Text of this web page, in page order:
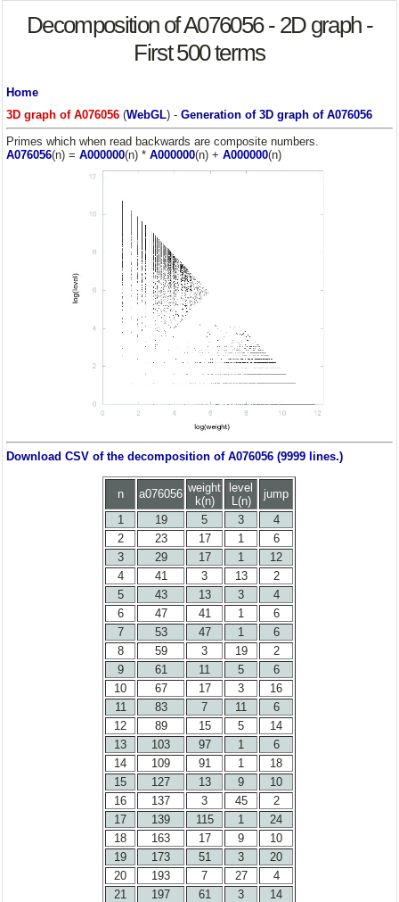
Decomposition of A076056 - 2D graph -
First 500 terms
Home
3D graph of A076056(WebGL) - Generation of 3D graph of A076056
Primes which when read backwards are composite numbers.
A076056(n) = A000000(n) * A000000(n) + A000000(n)
Download CSV of the decomposition of A076056 (9999 lines.)
n a076056 weight
k(n)
level
L(n)
jump
1
19 5 3
4
2
23 17 1
6
3
29 17 1
12
4
41 3 13
2
5
43 13 3
4
6
47 41 1
6
7
53 47 1
6
8
59 3 19
2
9
61 11 5
6
10
67 17 3
16
11
83 7 11
6
12
89 15 5
14
13
103 97 1
6
14
109 91 1
18
15
127 13 9
10
16
137 3 45
2
17
139 115 1
24
18
163 17 9
10
19
173 51 3
20
20
193 7 27
4
21
197 61 3
14